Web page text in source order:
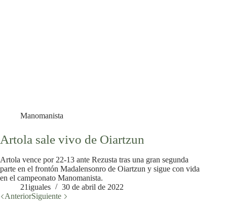
Manomanista
Artola sale vivo de Oiartzun
Artola vence por 22-13 ante Rezusta tras una gran segunda
parte en el frontón Madalensonro de Oiartzun y sigue con vida
en el campeonato Manomanista.
21iguales
30 de abril de 2022
AnteriorSiguiente